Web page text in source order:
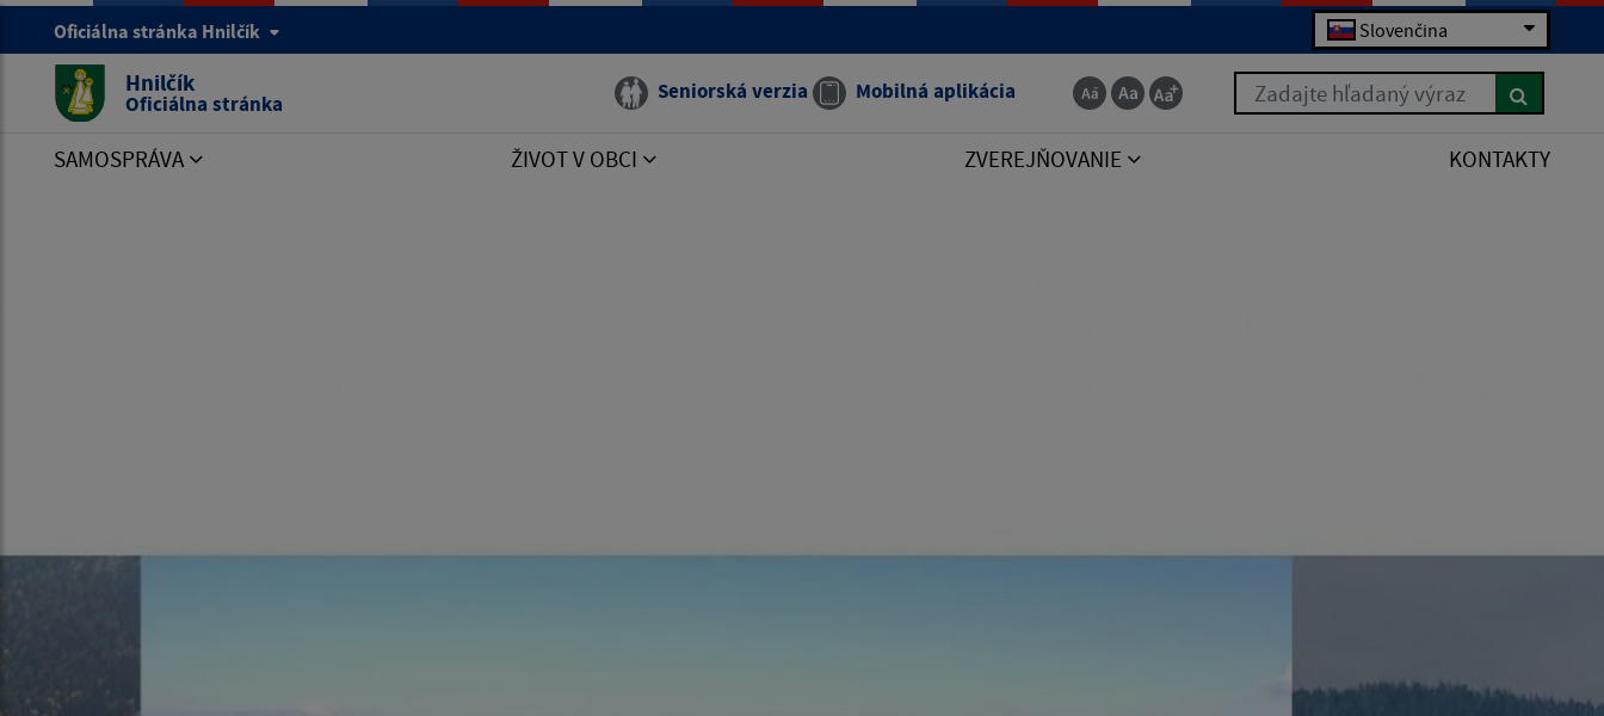
Oficiálna stránka Hnilčík Slovenčina
Hnilčík
Oficiálna stránka Seniorská verzia Mobilná aplikácia Zadajte hľadaný výraz
SAMOSPRÁVA ŽIVOT V OBCI ZVEREJŇOVANIE KONTAKTY